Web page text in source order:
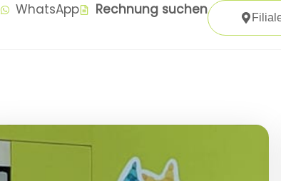
WhatsApp Rechnung suchen